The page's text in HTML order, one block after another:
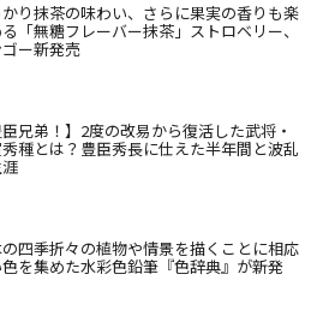
かり抹茶の味わい、さらに果実の香りも楽
る「無糖フレーバー抹茶」ストロベリー、
ー新発売
臣兄弟！】2度の改易から復活した武将・
種とは？豊臣秀長に仕えた半年間と波乱
の四季折々の植物や情景を描くことに相応
色を集めた水彩色鉛筆『色辞典』が新発